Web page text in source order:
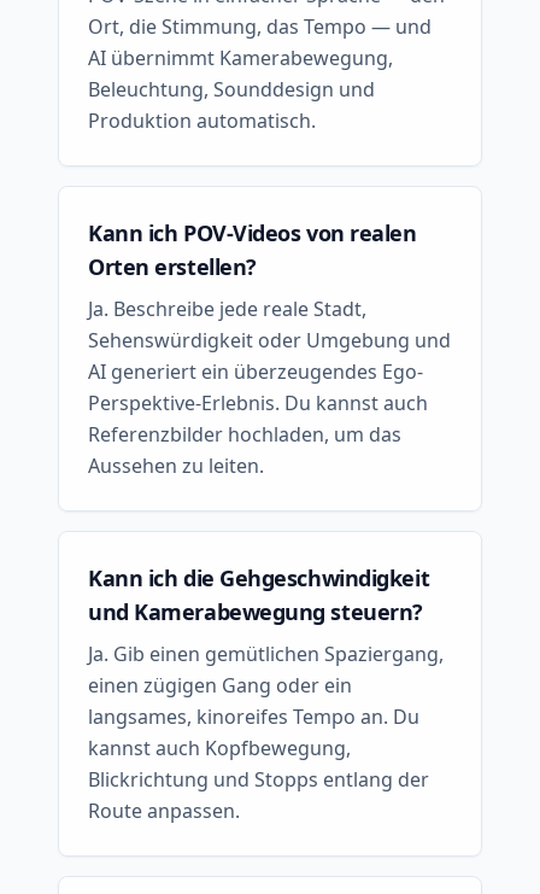
Ort, die Stimmung, das Tempo — und
AI übernimmt Kamerabewegung,
Beleuchtung, Sounddesign und
Produktion automatisch.
Kann ich POV-Videos von realen
Orten erstellen?
Ja. Beschreibe jede reale Stadt,
Sehenswürdigkeit oder Umgebung und
AI generiert ein überzeugendes Ego-
Perspektive-Erlebnis. Du kannst auch
Referenzbilder hochladen, um das
Aussehen zu leiten.
Kann ich die Gehgeschwindigkeit
und Kamerabewegung steuern?
Ja. Gib einen gemütlichen Spaziergang,
einen zügigen Gang oder ein
langsames, kinoreifes Tempo an. Du
kannst auch Kopfbewegung,
Blickrichtung und Stopps entlang der
Route anpassen.